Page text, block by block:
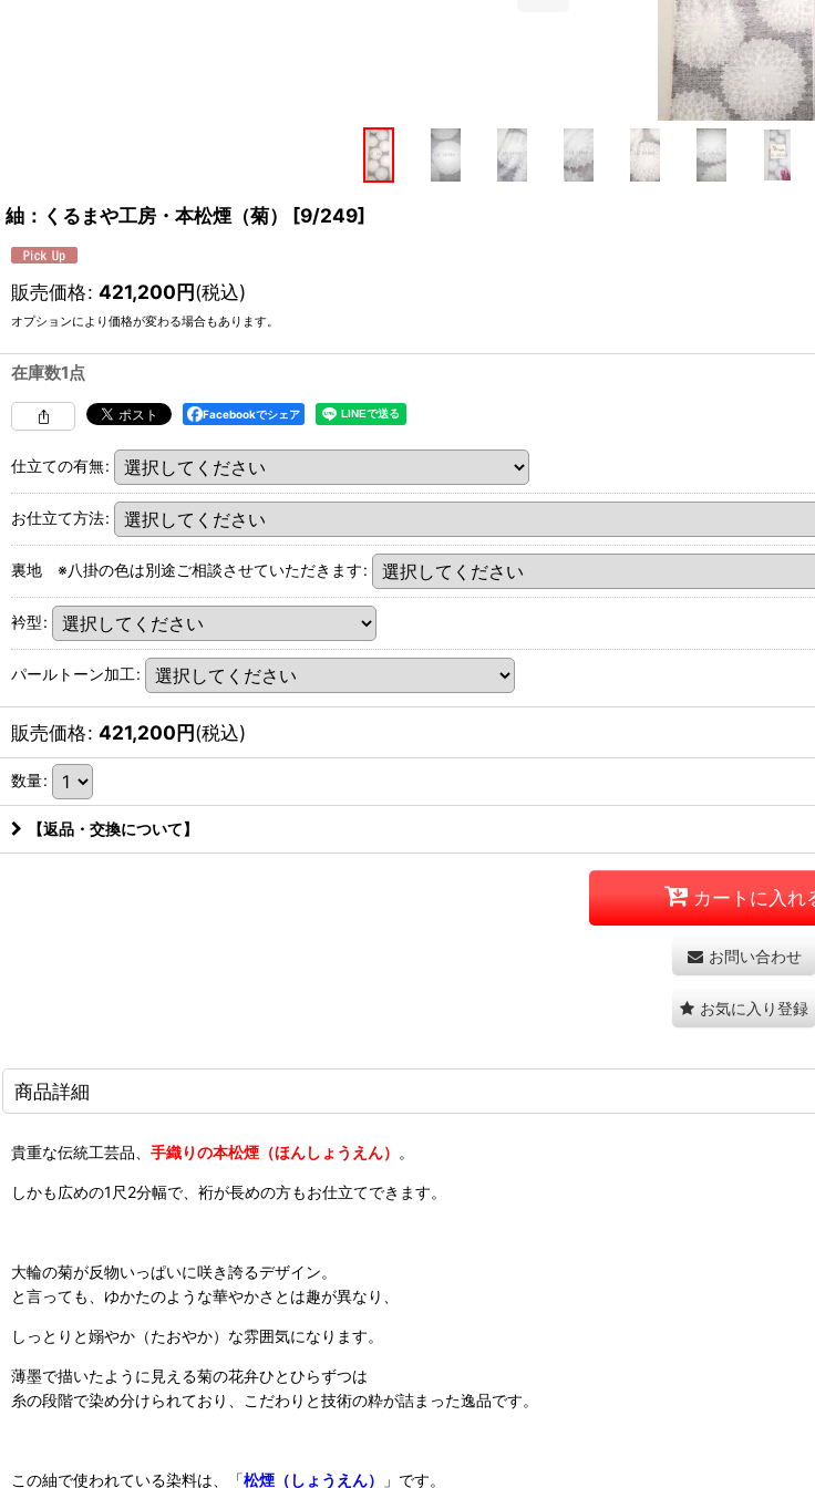
紬：くるまや工房・本松煙（菊） [9/249]
販売価格: 421,200円(税込)
オプションにより価格が変わる場合もあります。
在庫数1点
Facebookでシェア
仕立ての有無:
お仕立て方法:
裏地 ※八掛の色は別途ご相談させていただきます:
衿型:
パールトーン加工:
販売価格: 421,200円(税込)
数量:
【返品・交換について】
カートに入れ
お問い合わせ
お気に入り登録
商品詳細
貴重な伝統工芸品、 手織りの本松煙（ほんしょうえん） 。
しかも広めの1尺2分幅で、裄が長めの方もお仕立てできます。
大輪の菊が反物いっぱいに咲き誇るデザイン。
と言っても、ゆかたのような華やかさとは趣が異なり、
しっとりと嫋やか（たおやか）な雰囲気になります。
薄墨で描いたように見える菊の花弁ひとひらずつは
糸の段階で染め分けられており、こだわりと技術の粋が詰まった逸品です。
この紬で使われている染料は、「松煙（しょうえん） 」です。